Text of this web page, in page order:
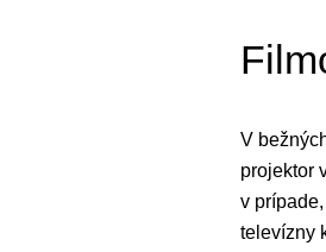
V
projektor
v
televízny